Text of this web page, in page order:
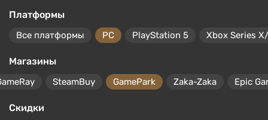
Платформы
Все платформы PC PlayStation 5 Xbox Series
Магазины
SteamBuy GamePark Zaka-Zaka Epic
Скидки